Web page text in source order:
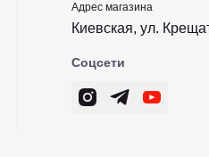
Адрес магазина
Киевская, ул.
Соцсети